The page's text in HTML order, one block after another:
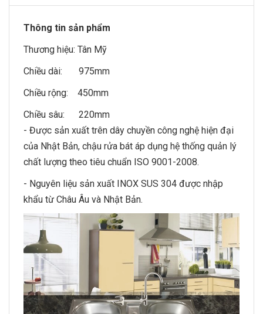
Thông tin sản phẩm
Thương hiệu: Tân Mỹ
Chiều dài: 975mm
Chiều rộng: 450mm
Chiều sâu: 220mm
- Được sản xuất trên dây chuyền công nghệ hiện đại
của Nhật Bản, chậu rửa bát áp dụng hệ thống quản lý
chất lượng theo tiêu chuẩn ISO 9001-2008.
- Nguyên liệu sản xuất INOX SUS 304 được nhập
khẩu từ Châu Âu và Nhật Bản.